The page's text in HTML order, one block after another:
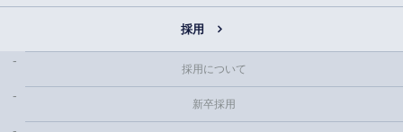
採用
採用について
新卒採用